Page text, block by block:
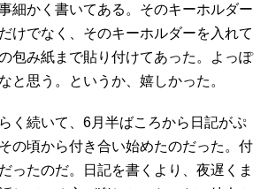
細かく書いてある。そのキーホルダー
けでなく、そのキーホルダーを入れて
包み紙まで貼り付けてあった。よっぽ
と思う。というか、嬉しかった。
く続いて、6月半ばころから日記がぷ
の頃から付き合い始めたのだった。付
ったのだ。日記を書くより、夜遅くま